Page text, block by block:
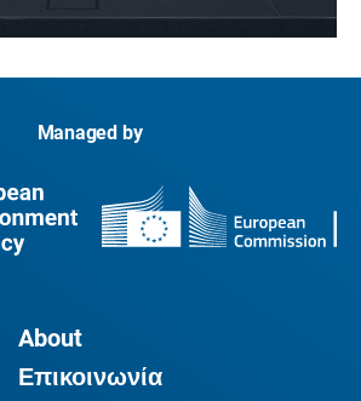
Managed by
About
Επικοινωνία